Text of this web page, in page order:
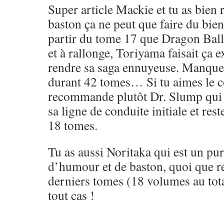
Super article Mackie et tu as bien
baston ça ne peut que faire du
partir du tome 17 que Dragon
et à rallonge, Toriyama faisait ça
rendre sa saga ennuyeuse.
durant 42 tomes… Si tu aimes le
recommande plutôt Dr. Slump qui
sa ligne de conduite initiale et
18 tomes.
Tu as aussi Noritaka qui est un
d’humour et de baston, quoi que
derniers tomes (18 volumes au
tout cas !